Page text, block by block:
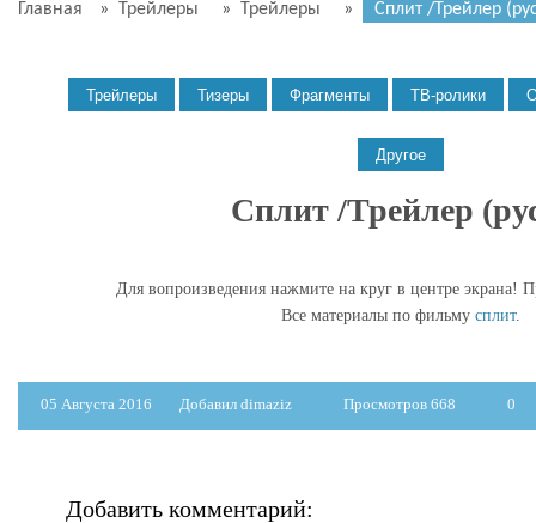
Главная » Трейлеры » Трейлеры » Сплит /Трейлер
Сплит /Трейлер
Для вопроизведения нажмите на круг в центре экрана!
Все материалы по фильмусплит.
05 Августа 2016 Добавил dimaziz Просмотров 668 0
Добавить комментарий: